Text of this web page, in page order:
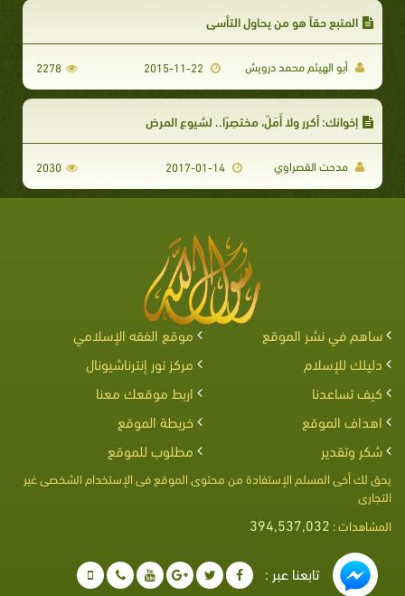
المتبع حقاً هو من يحاول التأسي
أبو الهيثم محمد درويش 2278
إخوانك: أكرر ولا أَمَلّ، مختصِرًا.. لشيوع المرض
مدحت القصراوي 2017-01-14
2030
ساهم في نشر الموقع
موقع الفقه الإسلامي
دليلك للإسلام
مركز نور إنترناشيونال
كيف تساعدنا
اربط موقعك معنا
اهداف الموقع
خريطة الموقع
شكر وتقدير
مطلوب للموقع
يحق لك أخى المسلم الإستفادة من محتوى الموقع فى الإستخدام الشخصى غير
التجارى
المشاهدات : 394,537,032
تابعنا عبر :